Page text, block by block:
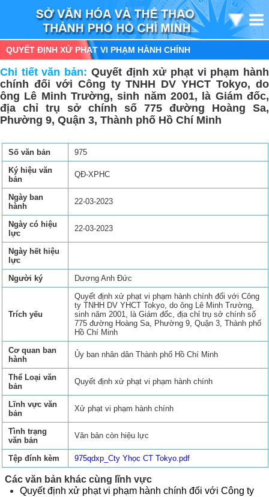
QUYẾT ĐỊNH XỬ PHẠT VI PHẠM HÀNH CHÍNH
Chi tiết văn bản: Quyết định xử phạt vi phạm hành
chính đối với Công ty TNHH DV YHCT Tokyo, do
ông Lê Minh Trường, sinh năm 2001, là Giám đốc,
địa chỉ trụ sở chính số 775 đường Hoàng Sa,
Phường 9, Quận 3, Thành phố Hồ Chí Minh
Số văn bản
975
Ký hiệu văn
bản
QĐ-XPHC
Ngày ban
hành
22-03-2023
Ngày có hiệu
lực
22-03-2023
Ngày hết hiệu
lực
Người ký
Dương Anh Đức
Trích yếu
Quyết định xử phạt vi phạm hành chính đối với Công
ty TNHH DV YHCT Tokyo, do ông Lê Minh Trường,
sinh năm 2001, là Giám đốc, địa chỉ trụ sở chính số
775 đường Hoàng Sa, Phường 9, Quận 3, Thành phố
Hồ Chí Minh
Cơ quan ban
hành
Ủy ban nhân dân Thành phố Hồ Chí Minh
Thể Loại văn
bản
Quyết định xử phạt vi phạm hành chính
Lĩnh vực văn
bản
Xử phạt vi phạm hành chính
Tình trạng
văn bản
Văn bản còn hiệu lực
Tệp đính kèm 975qdxp_Cty Yhọc CT Tokyo.pdf
Các văn bản khác cùng lĩnh vực
Quyết định xử phạt vi phạm hành chính đối với Công ty